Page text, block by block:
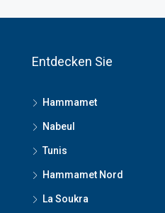
Entdecken Sie
Hammamet
Nabeul
Tunis
Hammamet Nord
La Soukra